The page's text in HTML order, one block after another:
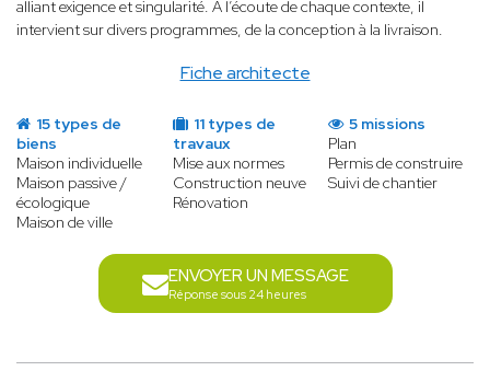
Fiche architecte
alliantexigence et singularité. À l’écoute de chaque contexte, il
intervient sur divers programmes, de la conception à la livraison.
15 types de
biens
Maison individuelle
Maison passive /
écologique
Maison de ville
11 types de
travaux
Mise aux normes
Construction neuve
Rénovation
5 missions
Plan
Permis de construire
Suivi de chantier
ENVOYER UN MESSAGE
Réponse sous 24 heures